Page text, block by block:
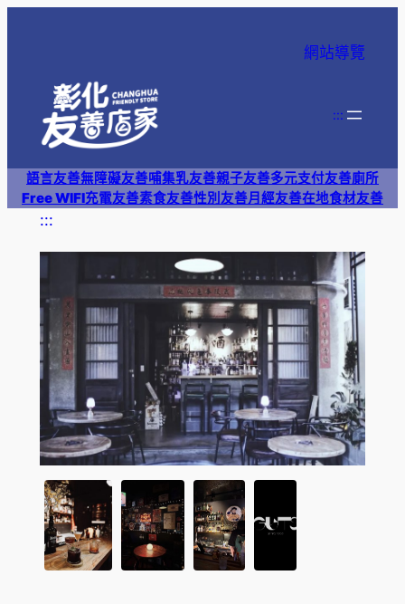
網站導覽
:::
語言友善無障礙友善哺集乳友善親子友善多元支付友善廁所
Free WIFI充電友善素食友善性別友善月經友善在地食材友善
:::